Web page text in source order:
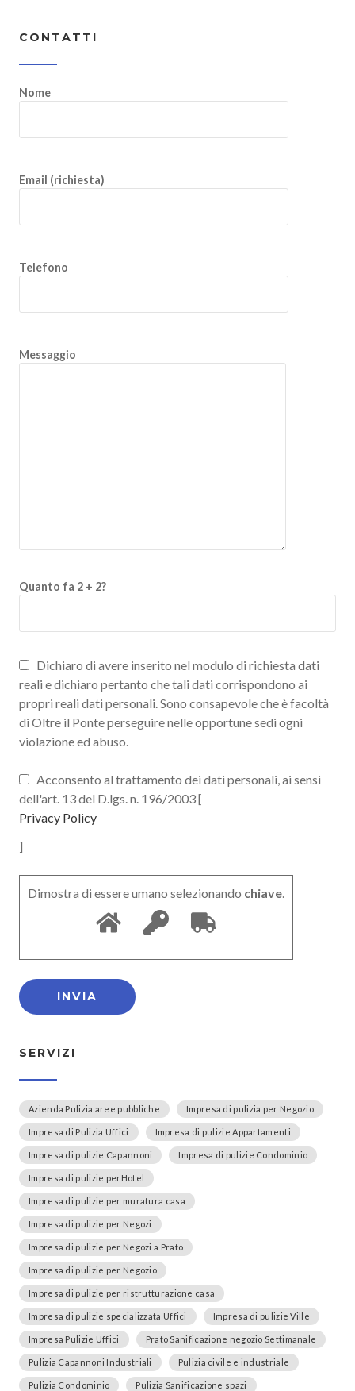
CONTATTI
Nome
Email (richiesta)
Telefono
Messaggio
Quanto fa 2 + 2?
Dichiaro di avere inserito nel modulo di richiesta dati
reali e dichiaro pertanto che tali dati corrispondono ai
propri reali dati personali. Sono consapevole che è facoltà
di Oltre il Ponte perseguire nelle opportune sedi ogni
violazione ed abuso.
Acconsento al trattamento dei dati personali, ai sensi
dell'art. 13 del D.lgs. n. 196/2003 [
Privacy Policy
]
Dimostra di essere umano selezionando chiave.
SERVIZI
Azienda Pulizia aree pubbliche Impresa di pulizia per Negozio
Impresa di Pulizia Uffici Impresa di pulizie Appartamenti
Impresa di pulizie Capannoni Impresa di pulizie Condominio
Impresa di pulizie perHotel
Impresa di pulizie per muratura casa
Impresa di pulizie per Negozi
Impresa di pulizie per Negozi a Prato
Impresa di pulizie per Negozio
Impresa di pulizie per ristrutturazione casa
Impresa di pulizie specializzata Uffici Impresa di pulizie Ville
Impresa Pulizie Uffici Prato Sanificazione negozio Settimanale
Pulizia Capannoni Industriali Pulizia civile e industriale
Pulizia Condominio Pulizia Sanificazione spazi